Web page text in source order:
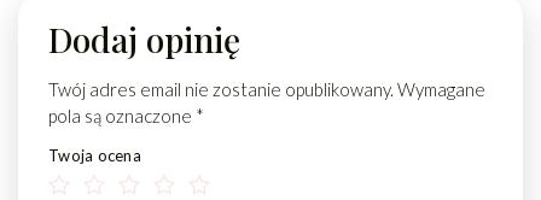
Dodaj opinię
Twój adres email nie zostanie opublikowany. Wymagane
pola są oznaczone *
Twoja ocena